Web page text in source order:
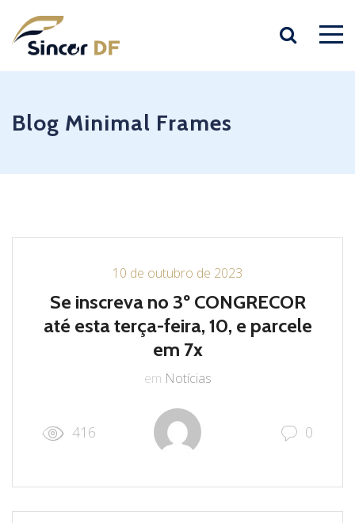
Blog Minimal Frames
10 de outubro de 2023
Se inscreva no 3º CONGRECOR
até esta terça-feira, 10, e parcele
em 7x
em Notícias
416 0